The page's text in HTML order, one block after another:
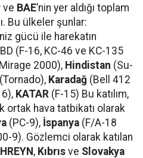
ve BAE’nin yer aldığı toplam
Bu ülkeler şunlar:
gücü ile harekatın
(F-16, KC-46 ve KC-135
2000), Hindistan (Su-
(Tornado), Karadağ (Bell 412
KATAR (F-15) Bu katılım,
ortak hava tatbikatı olarak
(PC-9), İspanya (F/A-18
9). Gözlemci olarak katılan
, Kıbrıs ve Slovakya